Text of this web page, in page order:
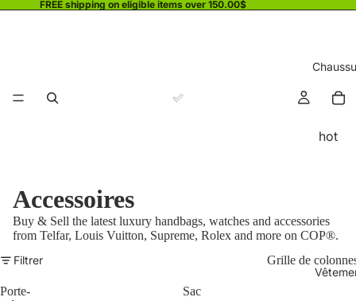
FREE shipping on eligible items over 150.00$
hot
Accessoires
Buy & Sell the latest luxury handbags, watches and accessories
from Telfar, Louis Vuitton, Supreme, Rolex and more on COP®.
Filtrer
Grille de
Porte-
Sac